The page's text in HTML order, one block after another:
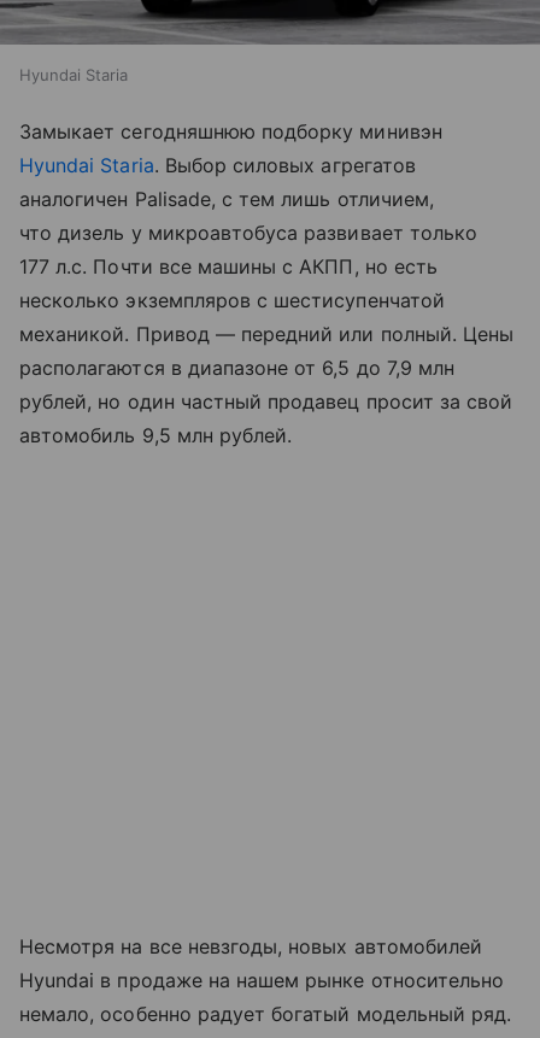
Hyundai Staria
Замыкает сегодняшнюю подборку минивэн
Hyundai Staria. Выбор силовых агрегатов
аналогичен Palisade, с тем лишь отличием,
что дизель у микроавтобуса развивает только
177 л.с. Почти все машины с АКПП, но есть
несколько экземпляров с шестисупенчатой
механикой. Привод — передний или полный. Цены
располагаются в диапазоне от 6,5 до 7,9 млн
рублей, но один частный продавец просит за свой
автомобиль 9,5 млн рублей.
Несмотря на все невзгоды, новых автомобилей
Hyundai в продаже на нашем рынке относительно
немало, особенно радует богатый модельный ряд.